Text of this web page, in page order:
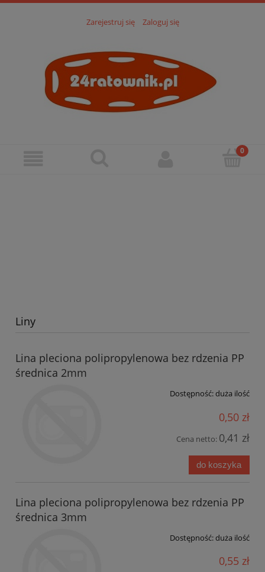
Zarejestruj się Zaloguj się
Liny
Lina pleciona polipropylenowa bez rdzenia PP
średnica 2mm
Dostępność:duża ilość
0,50 zł
Cena netto: 0,41 zł
do koszyka
Lina pleciona polipropylenowa bez rdzenia PP
średnica 3mm
Dostępność:duża ilość
0,55 zł